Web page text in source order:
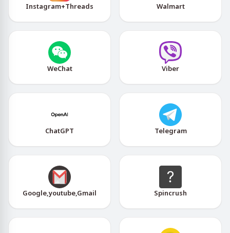
Instagram+Threads Walmart
WeChat Viber
ChatGPT Telegram
Google,youtube,Gmail Spincrush